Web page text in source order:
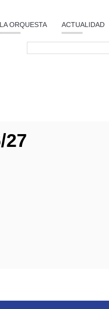
LA ORQUESTA ACTUALIDAD
27